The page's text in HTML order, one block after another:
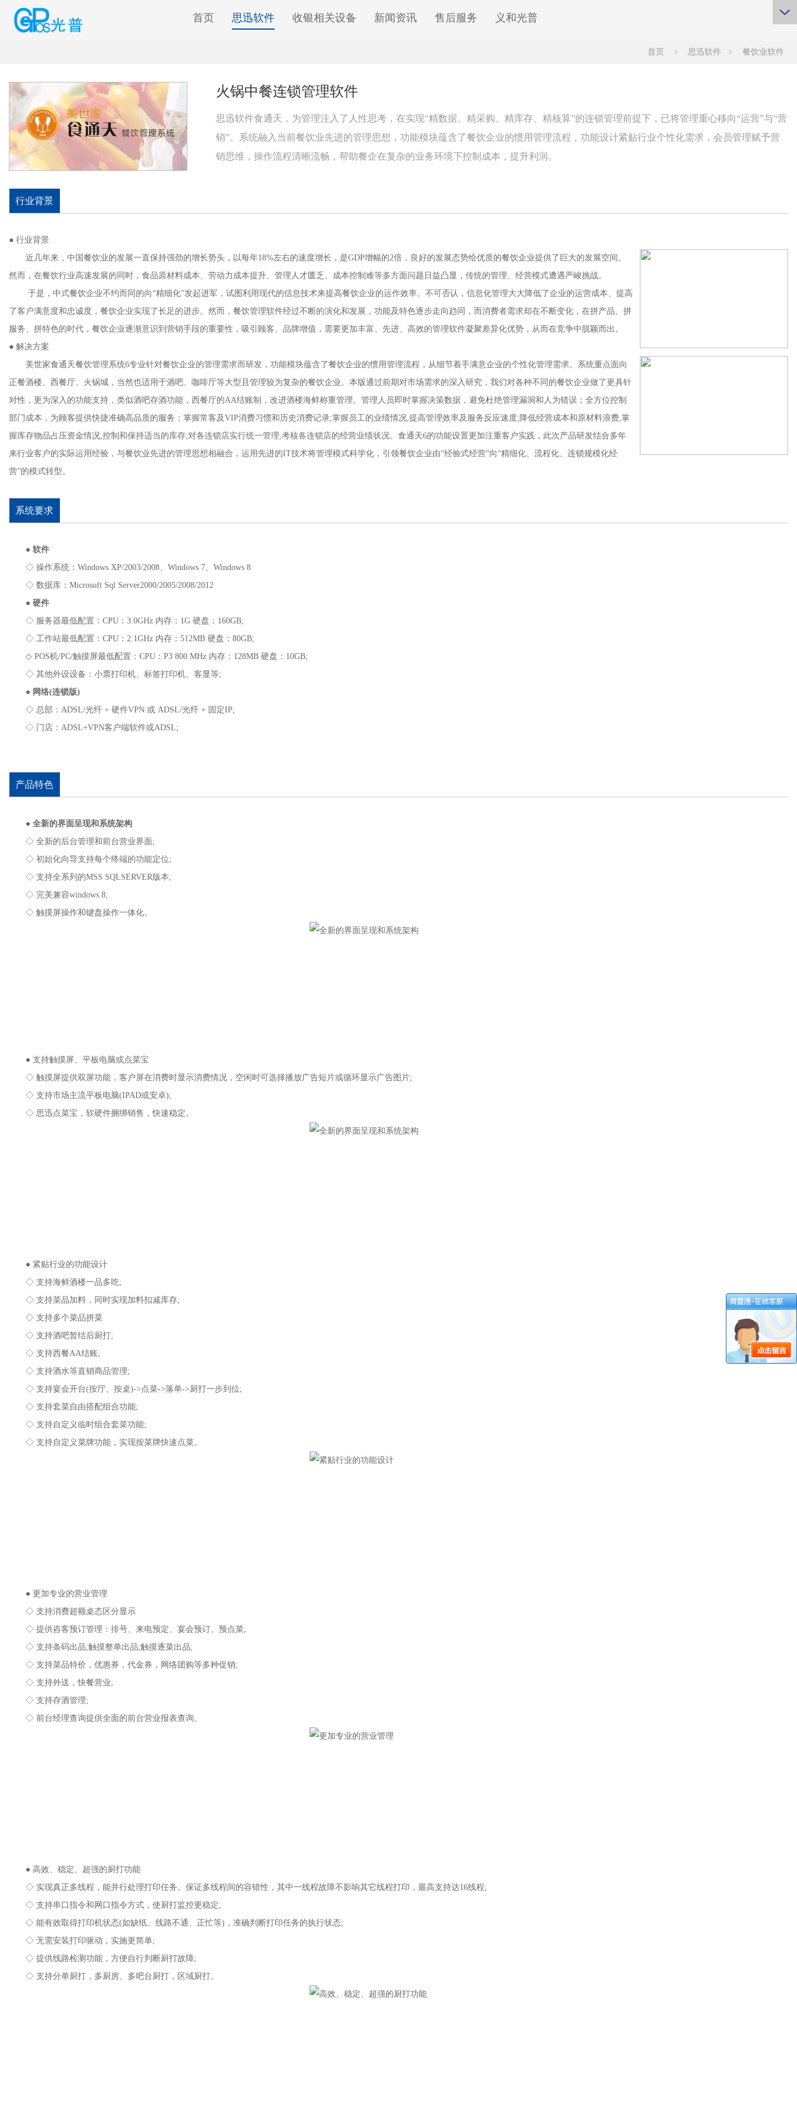
首页 思迅软件 收银相关设备 新闻资讯 售后服务 义和光普
首页 > 思迅软件 > 餐饮业软件
火锅中餐连锁管理软件
思迅软件食通天，为管理注入了人性思考，在实现“精数据、精采购、精库存、精核算”的连锁管理前提下，已将管理重心移向“运营”与“营
销”。系统融入当前餐饮业先进的管理思想，功能模块蕴含了餐饮企业的惯用管理流程，功能设计紧贴行业个性化需求，会员管理赋予营
销思维，操作流程清晰流畅，帮助餐企在复杂的业务环境下控制成本，提升利润。
行业背景
● 行业背景
近几年来，中国餐饮业的发展一直保持强劲的增长势头，以每年18%左右的速度增长，是GDP增幅的2倍，良好的发展态势给优质的餐饮企业提供了巨大的发展空间。
然而，在餐饮行业高速发展的同时，食品原材料成本、劳动力成本提升、管理人才匮乏、成本控制难等多方面问题日益凸显，传统的管理、经营模式遭遇严峻挑战。
于是，中式餐饮企业不约而同的向“精细化”发起进军，试图利用现代的信息技术来提高餐饮企业的运作效率。不可否认，信息化管理大大降低了企业的运营成本、提高
了客户满意度和忠诚度，餐饮企业实现了长足的进步。然而，餐饮管理软件经过不断的演化和发展，功能及特色逐步走向趋同，而消费者需求却在不断变化，在拼产品、拼
服务、拼特色的时代，餐饮企业逐渐意识到营销手段的重要性，吸引顾客、品牌增值，需要更加丰富、先进、高效的管理软件凝聚差异化优势，从而在竞争中脱颖而出。
● 解决方案
美世家食通天餐饮管理系统6专业针对餐饮企业的管理需求而研发，功能模块蕴含了餐饮企业的惯用管理流程，从细节着手满意企业的个性化管理需求。系统重点面向
正餐酒楼、西餐厅、火锅城，当然也适用于酒吧、咖啡厅等大型且管理较为复杂的餐饮企业。本版通过前期对市场需求的深入研究，我们对各种不同的餐饮企业做了更具针
对性，更为深入的功能支持，类似酒吧存酒功能，西餐厅的AA结账制，改进酒楼海鲜称重管理。管理人员即时掌握决策数据，避免杜绝管理漏洞和人为错误；全方位控制
部门成本，为顾客提供快捷准确高品质的服务；掌握常客及VIP消费习惯和历史消费记录;掌握员工的业绩情况,提高管理效率及服务反应速度;降低经营成本和原材料浪费,掌
握库存物品占压资金情况,控制和保持适当的库存;对各连锁店实行统一管理,考核各连锁店的经营业绩状况。食通天6的功能设置更加注重客户实践，此次产品研发结合多年
来行业客户的实际运用经验，与餐饮业先进的管理思想相融合，运用先进的IT技术将管理模式科学化，引领餐饮企业由“经验式经营”向“精细化、流程化、连锁规模化经
营”的模式转型。
系统要求
● 软件
◇ 操作系统：Windows XP/2003/2008、Windows 7、Windows 8
◇ 数据库：Microsoft Sql Server2000/2005/2008/2012
● 硬件
◇ 服务器最低配置：CPU：3.0GHz 内存：1G 硬盘：160GB;
◇ 工作站最低配置：CPU：2.1GHz 内存：512MB 硬盘：80GB;
◇ POS机/PC/触摸屏最低配置：CPU：P3 800 MHz 内存：128MB 硬盘：10GB;
◇ 其他外设设备：小票打印机、标签打印机、客显等;
● 网络(连锁版)
◇ 总部：ADSL/光纤 + 硬件VPN 或 ADSL/光纤 + 固定IP;
◇ 门店：ADSL+VPN客户端软件或ADSL;
产品特色
● 全新的界面呈现和系统架构
◇ 全新的后台管理和前台营业界面;
◇ 初始化向导支持每个终端的功能定位;
◇ 支持全系列的MSS SQLSERVER版本;
◇ 完美兼容windows 8;
◇ 触摸屏操作和键盘操作一体化。
● 支持触摸屏、平板电脑或点菜宝
◇ 触摸屏提供双屏功能，客户屏在消费时显示消费情况，空闲时可选择播放广告短片或循环显示广告图片;
◇ 支持市场主流平板电脑(IPAD或安卓);
◇ 思迅点菜宝，软硬件捆绑销售，快速稳定。
● 紧贴行业的功能设计
◇ 支持海鲜酒楼一品多吃;
◇ 支持菜品加料，同时实现加料扣减库存;
◇ 支持多个菜品拼菜
◇ 支持酒吧暂结后厨打;
◇ 支持西餐AA结账;
◇ 支持酒水等直销商品管理;
◇ 支持宴会开台(按厅、按桌)->点菜->落单->厨打一步到位;
◇ 支持套菜自由搭配组合功能;
◇ 支持自定义临时组合套菜功能;
◇ 支持自定义菜牌功能，实现按菜牌快速点菜。
● 更加专业的营业管理
◇ 支持消费超额桌态区分显示
◇ 提供咨客预订管理：排号、来电预定、宴会预订、预点菜;
◇ 支持条码出品;触摸整单出品;触摸逐菜出品;
◇ 支持菜品特价，优惠券，代金券，网络团购等多种促销;
◇ 支持外送，快餐营业;
◇ 支持存酒管理;
◇ 前台经理查询提供全面的前台营业报表查询。
● 高效、稳定、超强的厨打功能
◇ 实现真正多线程，能并行处理打印任务。保证多线程间的容错性，其中一线程故障不影响其它线程打印，最高支持达16线程;
◇ 支持串口指令和网口指令方式，使厨打监控更稳定;
◇ 能有效取得打印机状态(如缺纸、线路不通、正忙等)，准确判断打印任务的执行状态;
◇ 无需安装打印驱动，实施更简单;
◇ 提供线路检测功能，方便自行判断厨打故障;
◇ 支持分单厨打，多厨房、多吧台厨打，区域厨打。